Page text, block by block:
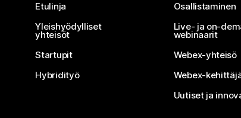
Etulinja
Yleishyödylliset
yhteisöt
Startupit
Hybridityö
Osallistaminen
Live- ja on-
webinaarit
Webex-yhteisö
Webex-
Uutiset ja